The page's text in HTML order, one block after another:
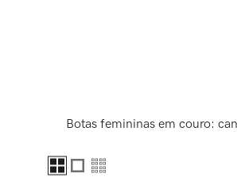
Botas femininas em couro: